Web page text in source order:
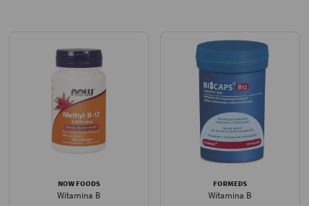
NOW FOODS
Witamina B
FORMEDS
Witamina B